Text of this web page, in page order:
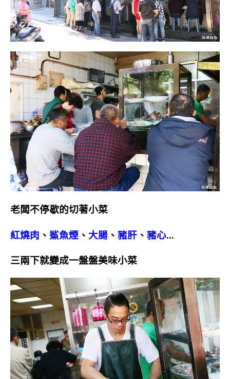
老闆不停歇的切著小菜
紅燒肉 、 鯊魚煙 、 大腸 、 豬肝 、 豬心…
三兩下就變成一盤盤美味小菜